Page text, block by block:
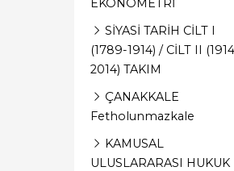
EKONOMETRİ
SİYASİ TARİH CİLT I
(1789-1914) / CİLT II
2014) TAKIM
ÇANAKKALE
Fetholunmazkale
KAMUSAL
ULUSLARARASI HUKUK